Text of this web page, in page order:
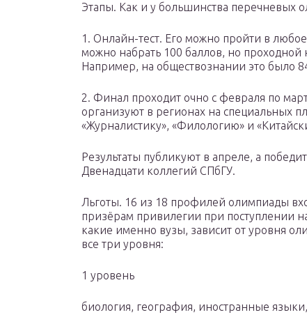
Этапы. Как и у большинства перечневых
1. Онлайн-тест. Его можно пройти в
можно набрать 100 баллов, но
Например, на обществознании это было
2. Финал проходит очно с февраля по
организуют в регионах на специальных
«Журналистику», «Филологию» и
Результаты публикуют в апреле, а
Двенадцати коллегий СПбГУ.
Льготы. 16 из 18 профилей олимпиады
призёрам привилегии при поступлении
какие именно вузы, зависит от уровня
все три уровня:
1 уровень
биология, география, иностранные